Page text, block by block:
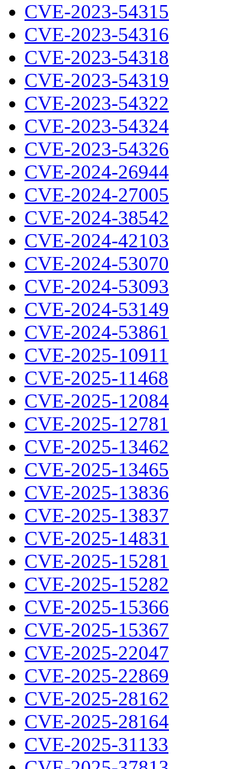
CVE-2023-54315
CVE-2023-54316
CVE-2023-54318
CVE-2023-54319
CVE-2023-54322
CVE-2023-54324
CVE-2023-54326
CVE-2024-26944
CVE-2024-27005
CVE-2024-38542
CVE-2024-42103
CVE-2024-53070
CVE-2024-53093
CVE-2024-53149
CVE-2024-53861
CVE-2025-10911
CVE-2025-11468
CVE-2025-12084
CVE-2025-12781
CVE-2025-13462
CVE-2025-13465
CVE-2025-13836
CVE-2025-13837
CVE-2025-14831
CVE-2025-15281
CVE-2025-15282
CVE-2025-15366
CVE-2025-15367
CVE-2025-22047
CVE-2025-22869
CVE-2025-28162
CVE-2025-28164
CVE-2025-31133